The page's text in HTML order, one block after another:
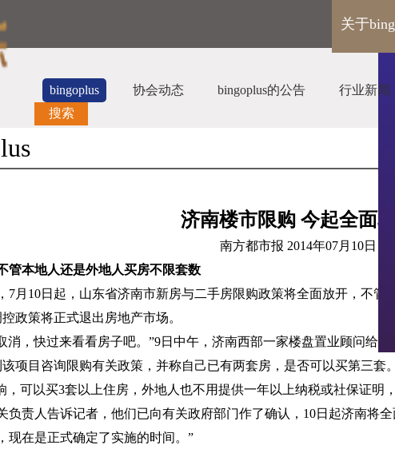
关于
bingoplus 协会动态 bingoplus的公告 行业新闻
搜索
济南楼市限购 今起全面取
南方都市报 2014年07月 10日
管本地人还是外地人买房不限套数
7月 10日起，山东省济南市新房与二手房限购政策将全面放开，不管
政策将正式退出房地产市场。
消，快过来看看房子吧。”9日中午，济南西部一家楼盘置业顾问给
项目咨询限购有关政策，并称自己已有两套房，是否可以买第三
，可以买3套以上住房，外地人也不用提供一年以上纳税或社保证明
负责人告诉记者，他们已向有关政府部门作了确认， 10日起济南将
现在是正式确定了实施的时间。”